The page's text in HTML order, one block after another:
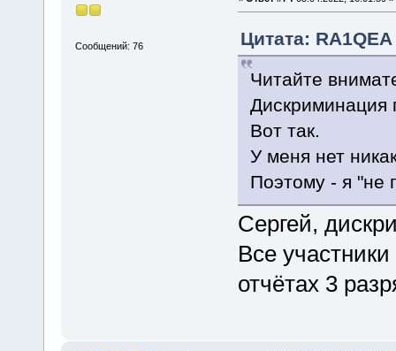
Сообщений: 76
Цитата:
Читайте
Дискриминация
Вот так.
У меня нет
Поэтому - я "не
Сергей,
Все участники
отчётах 3